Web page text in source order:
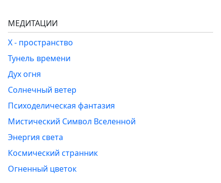
МЕДИТАЦИИ
Х - пространство
Тунель времени
Дух огня
Солнечный ветер
Психоделическая фантазия
Мистический Символ Вселенной
Энергия света
Космический странник
Огненный цветок